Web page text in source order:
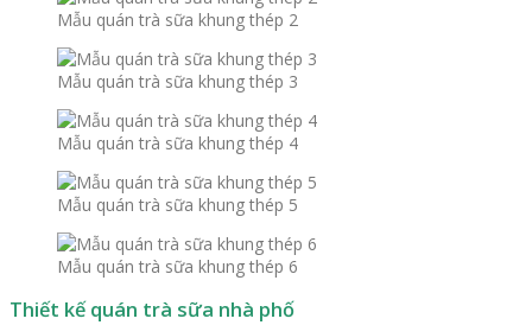
Mẫu quán trà sữa khung thép 2
Mẫu quán trà sữa khung thép 3
Mẫu quán trà sữa khung thép 4
Mẫu quán trà sữa khung thép 5
Mẫu quán trà sữa khung thép 6
Thiết kế quán trà sữa nhà phố